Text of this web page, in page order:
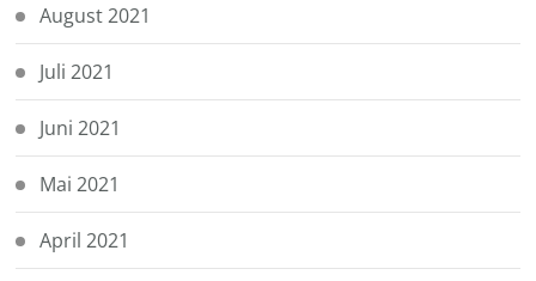
August 2021
Juli 2021
Juni 2021
Mai 2021
April 2021